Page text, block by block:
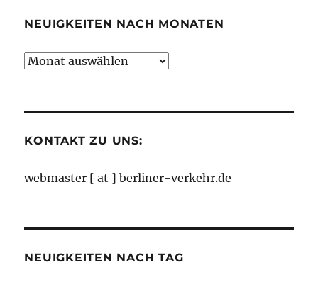
NEUIGKEITEN NACH MONATEN
Neuigkeiten
KONTAKT ZU UNS:
webmaster [ at ] berliner-verkehr.de
NEUIGKEITEN NACH TAG